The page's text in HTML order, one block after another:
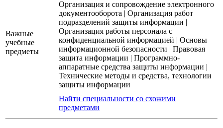
Важные
учебные
предметы
Организация и сопровождение электронного
документооборота | Организация работ
подразделений защиты информации |
Организация работы персонала с
конфиденциальной информацией | Основы
информационной безопасности | Правовая
защита информации | Программно-
аппаратные средства защиты информации |
Технические методы и средства, технологии
защиты информации
Найти специальности со схожими
предметами